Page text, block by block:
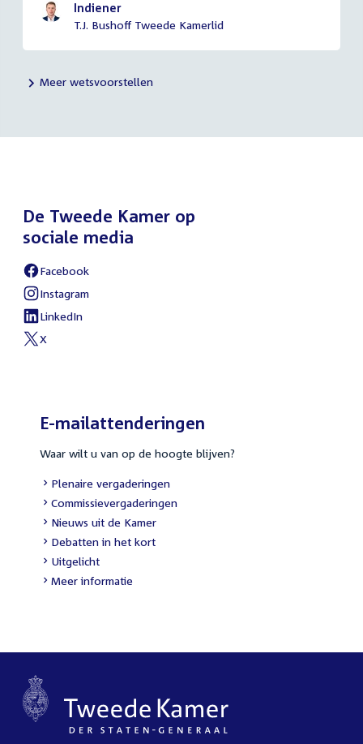
Indiener
T.J. Bushoff Tweede Kamerlid
Meer wetsvoorstellen
De Tweede Kamer op
sociale media
External
link:
Facebook
External
link:
Instagram
External
link:
LinkedIn
External
X
E-mailattenderingen
Waar wilt u van op de hoogte blijven?
External
link:
Plenaire vergaderingen
External
link:
Commissievergaderingen
External
link:
Nieuws uit de Kamer
External
link:
Debatten in het kort
External
link:
Uitgelicht
Meer informatie